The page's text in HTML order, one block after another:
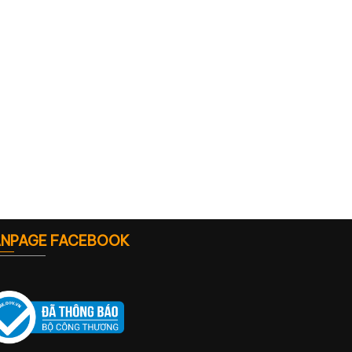
FACEBOOK